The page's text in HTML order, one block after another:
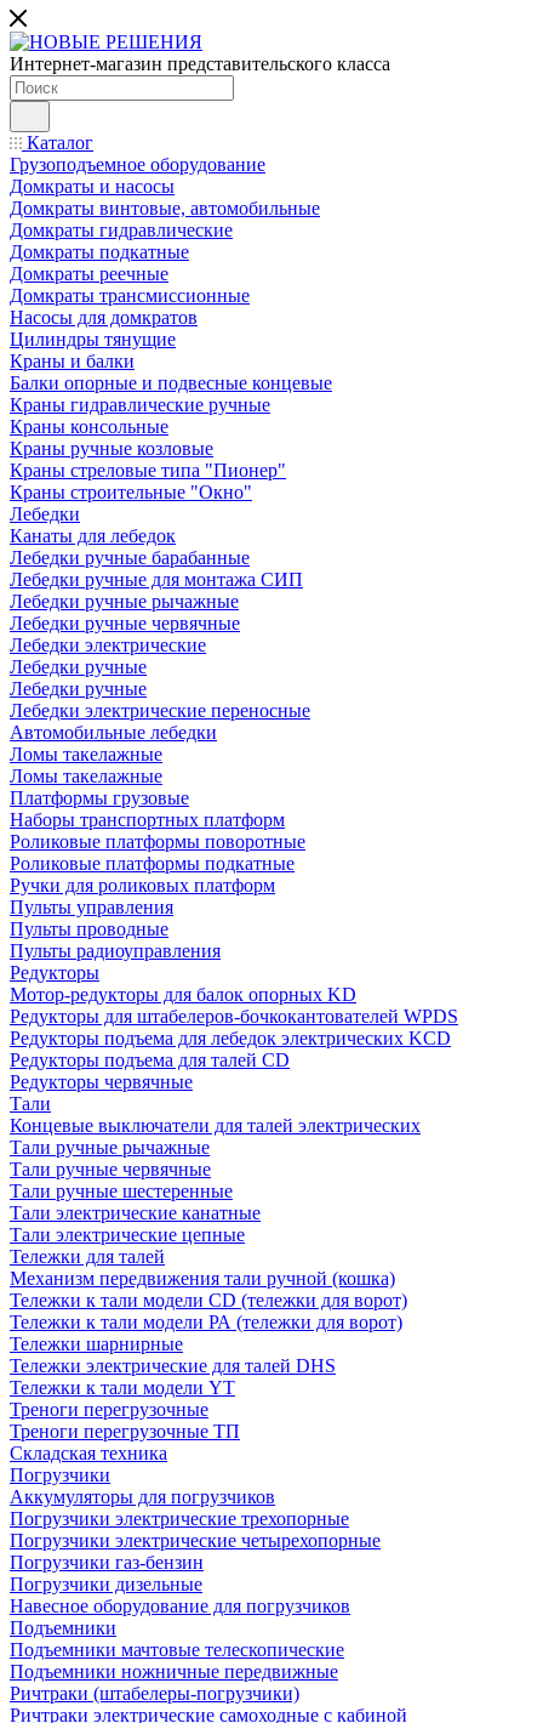
Интернет-магазин представительского класса
Каталог
Грузоподъемное оборудование
Домкраты и насосы
Домкраты винтовые, автомобильные
Домкраты гидравлические
Домкраты подкатные
Домкраты реечные
Домкраты трансмиссионные
Насосы для домкратов
Цилиндры тянущие
Краны и балки
Балки опорные и подвесные концевые
Краны гидравлические ручные
Краны консольные
Краны ручные козловые
Краны стреловые типа "Пионер"
Краны строительные "Окно"
Лебедки
Канаты для лебедок
Лебедки ручные барабанные
Лебедки ручные для монтажа СИП
Лебедки ручные рычажные
Лебедки ручные червячные
Лебедки электрические
Лебедки ручные
Лебедки ручные
Лебедки электрические переносные
Автомобильные лебедки
Ломы такелажные
Ломы такелажные
Платформы грузовые
Наборы транспортных платформ
Роликовые платформы поворотные
Роликовые платформы подкатные
Ручки для роликовых платформ
Пульты управления
Пульты проводные
Пульты радиоуправления
Редукторы
Мотор-редукторы для балок опорных KD
Редукторы для штабелеров-бочкокантователей WPDS
Редукторы подъема для лебедок электрических KCD
Редукторы подъема для талей CD
Редукторы червячные
Тали
Концевые выключатели для талей электрических
Тали ручные рычажные
Тали ручные червячные
Тали ручные шестеренные
Тали электрические канатные
Тали электрические цепные
Тележки для талей
Механизм передвижения тали ручной (кошка)
Тележки к тали модели CD (тележки для ворот)
Тележки к тали модели РА (тележки для ворот)
Тележки шарнирные
Тележки электрические для талей DHS
Тележки к тали модели YT
Треноги перегрузочные
Треноги перегрузочные ТП
Складская техника
Погрузчики
Аккумуляторы для погрузчиков
Погрузчики электрические трехопорные
Погрузчики электрические четырехопорные
Погрузчики газ-бензин
Погрузчики дизельные
Навесное оборудование для погрузчиков
Подъемники
Подъемники мачтовые телескопические
Подъемники ножничные передвижные
Ричтраки (штабелеры-погрузчики)
Ричтраки электрические самоходные с кабиной